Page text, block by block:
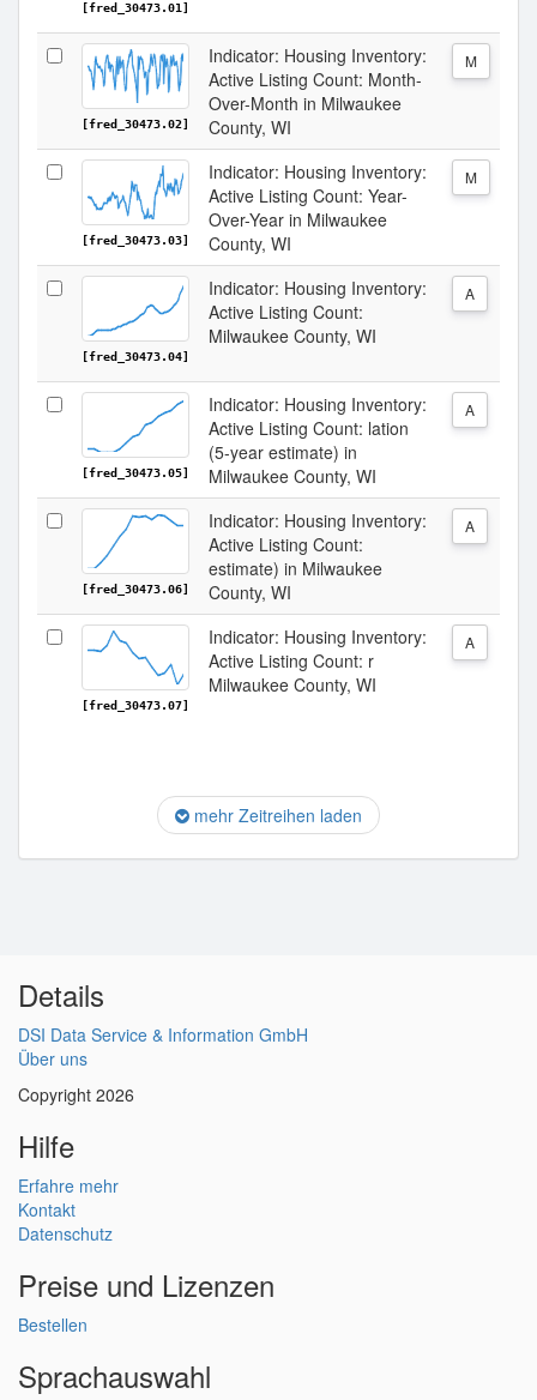
[fred_30473.01]
[fred_30473.02]
Indicator: Housing Inventory:
Active Listing Count: Month-
Over-Month in Milwaukee
County, WI
M
[fred_30473.03]
Indicator: Housing Inventory:
Active Listing Count: Year-
Over-Year in Milwaukee
County, WI
M
[fred_30473.04]
Indicator: Housing Inventory:
Active Listing Count:
Milwaukee County, WI
A
[fred_30473.05]
Indicator: Housing Inventory:
Active Listing Count: lation
(5-year estimate) in
Milwaukee County, WI
A
[fred_30473.06]
Indicator: Housing Inventory:
Active Listing Count:
estimate) in Milwaukee
County, WI
A
[fred_30473.07]
Indicator: Housing Inventory:
Active Listing Count: r
Milwaukee County, WI
A
mehr Zeitreihen laden
Details
DSI Data Service & Information GmbH
Über uns
Copyright 2026
Hilfe
Erfahre mehr
Kontakt
Datenschutz
Preise und Lizenzen
Bestellen
Sprachauswahl